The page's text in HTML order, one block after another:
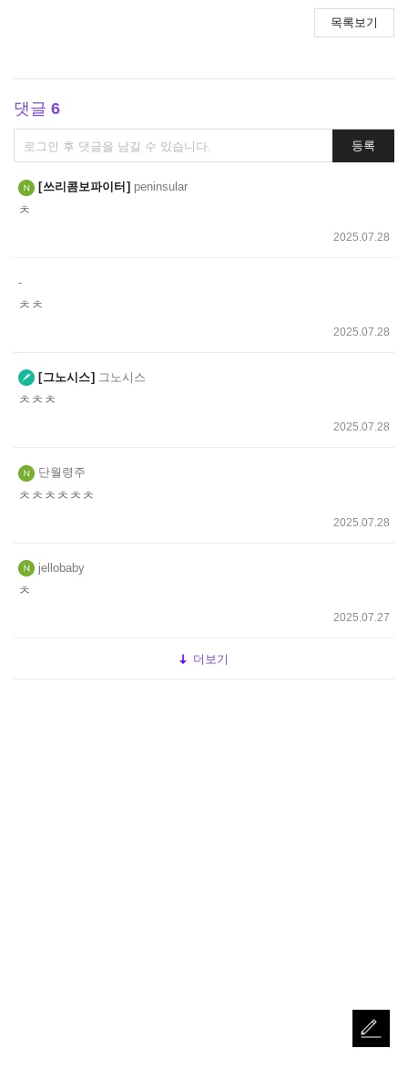
목록보기
댓글 6
댓
글
쓰
기
등록
쓰리콤보파이터 peninsular
ㅊ
2025.07.28
-
ㅊㅊ
2025.07.28
그노시스 그노시스
ㅊㅊㅊ
2025.07.28
단월령주
ㅊㅊㅊㅊㅊㅊ
2025.07.28
jellobaby
ㅊ
2025.07.27
더보기